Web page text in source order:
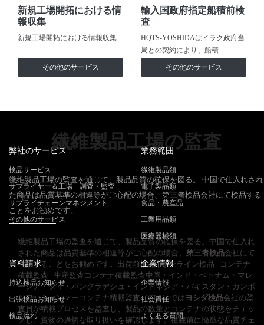
新規工場開拓における情
報収集
新規工場開拓における情報収集
その他のサービス
輸入国政府指定船積前検
査
HQTS-YOSHIDAはイラク政府当
局との契約により、船積…
その他のサービス
繊維製品工場の監査
繊維製品工場の監査を通じて、製品品質の確保を図る。 中国で仕入れされ
た商品は品質基準の相違等がご心配の場合、第三者検品会社にて検品する
ことをお勧めです。
繊維製品工場の監査を通じて、製品品質の確保を図る。中国で仕入れ
された商品は品質基準の相違等がご心配の場合、 第三者検品会社にて
検品することをお勧めです。出荷前検品 | インライン検品 | コンテナ
積載監査 | 生産監査コンテナ積載監査中国・インド・ベトナム・マレ
ーシア・タイ・バングラデシュ・インドネシア・パキスタン・カンボ
ジア、ミャンマーコンテナ積載監査（CLS）では ヨシダ検品会社の監
査員が積載プロセスを監査し、製品の数量とコンテナの状態をチェッ
クし、貨物の適切な取り扱いを確認します。積載前に簡単な品質チェ
弊社のサービス
検品サービス
サプライヤー＆工場 調査・監査
サプライチェーンマネジメント
その他のサービス
業務範囲
繊維製品類
電子製品類
食品・農産品
工業用品類
医療器械類
資料請求
持込検品お知らせ
出張検品お知らせ
検品流れ
企業情報
企業情報
社会責任
よくある質問